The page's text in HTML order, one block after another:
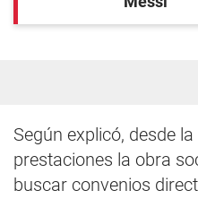
Según explicó, desde
prestaciones la obra
buscar convenios